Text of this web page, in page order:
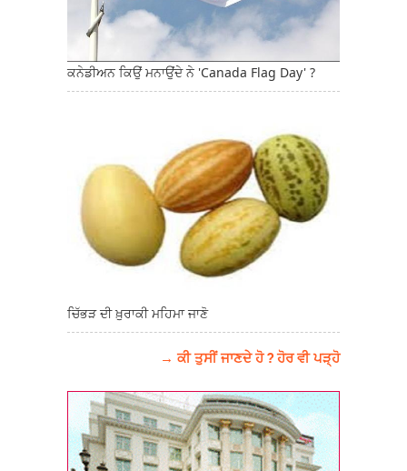
ਕਨੇਡੀਅਨ ਕਿਉਂ ਮਨਾਉਂਦੇ ਨੇ 'Canada Flag Day' ?
ਚਿੱਭੜ ਦੀ ਖ਼ੁਰਾਕੀ ਮਹਿਮਾ ਜਾਣੋ
→ ਕੀ ਤੁਸੀਂ ਜਾਣਦੇ ਹੋ ? ਹੋਰ ਵੀ ਪੜ੍ਹੋ